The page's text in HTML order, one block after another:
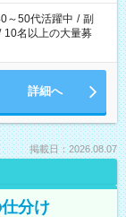
～50代活躍中 / 副
10名以上の大量募
詳細へ
掲載日：2026.08.07
分け